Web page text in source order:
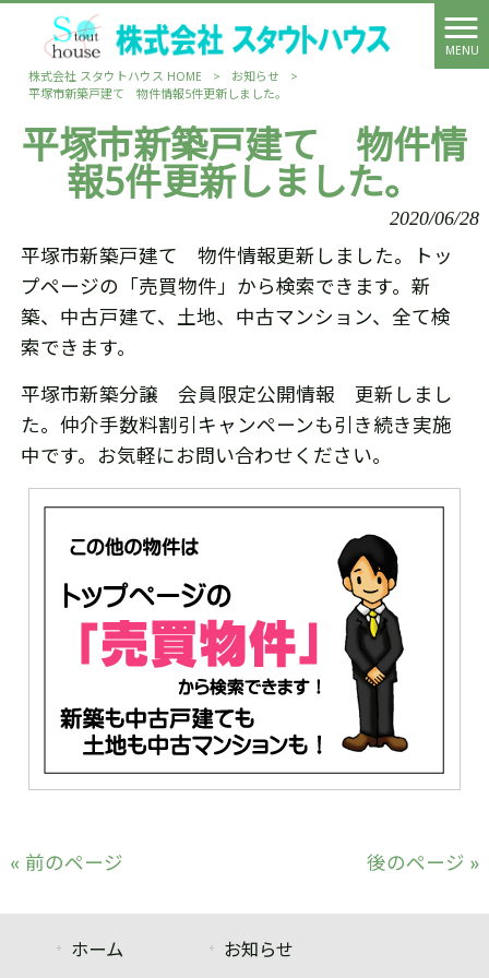
MENU
株式会社 スタウトハウス HOME
> お知らせ
>
平塚市新築戸建て 物件情報5件更新しました。
平塚市新築戸建て 物件情
報5件更新しました。
2020/06/28
平塚市新築戸建て 物件情報更新しました。トッ
プページの「売買物件」から検索できます。新
築、中古戸建て、土地、中古マンション、全て検
索できます。
平塚市新築分譲 会員限定公開情報 更新しまし
た。仲介手数料割引キャンペーンも引き続き実施
中です。お気軽にお問い合わせください。
« 前のページ 後のページ »
ホーム お知らせ